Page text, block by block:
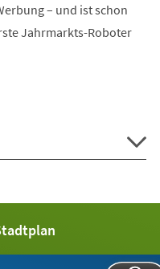
– und ist schon
Jahrmarkts-Roboter